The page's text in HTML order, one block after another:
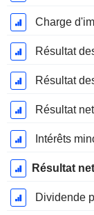
Charge
Résultat
Résultat
Résultat
Intérêts
Résultat net
Dividende